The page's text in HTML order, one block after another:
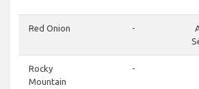
Red Onion -
Rocky
Mountain
-